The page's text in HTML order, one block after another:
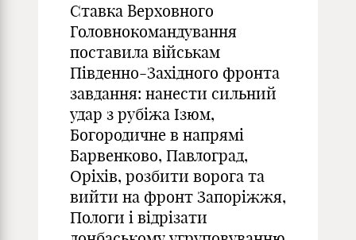
Ставка Верховного
Головнокомандування
поставила військам
Південно-Західного фронта
завдання: нанести сильний
удар з рубіжа Ізюм,
Богородичне в напрямі
Барвенково, Павлоград,
Оріхів, розбити ворога та
вийти на фронт Запоріжжя,
Пологи і відрізати